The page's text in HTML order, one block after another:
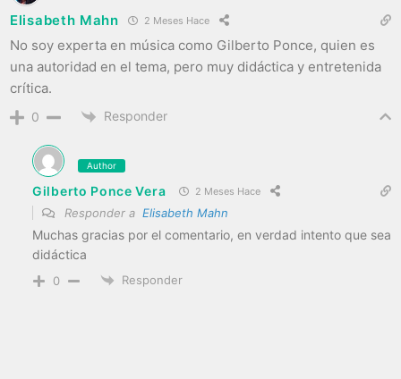
Elisabeth Mahn 2 Meses Hace
No soy experta en música como Gilberto Ponce, quien es
una autoridad en el tema, pero muy didáctica y entretenida
crítica.
0 Responder
Author
Gilberto Ponce Vera 2 Meses Hace
Responder a Elisabeth Mahn
Muchas gracias por el comentario, en verdad intento que sea
didáctica
0 Responder